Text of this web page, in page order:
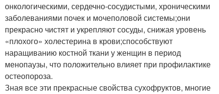
онкологическими, сердечно-сосудистыми, хроническими
заболеваниями почек и мочеполовой системы;они
прекрасно чистят и укрепляют сосуды, снижая уровень
«плохого» холестерина в крови;способствуют
наращиванию костной ткани у женщин в период
менопаузы, что положительно влияет при профилактике
остеопороза.
Зная все эти прекрасные свойства сухофруктов, многие